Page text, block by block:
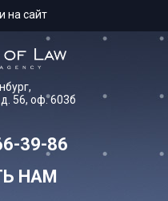
на сайт
56, оф. 603б
39-86
НАМ